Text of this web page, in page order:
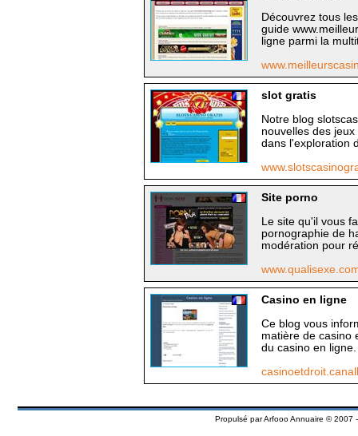
Découvrez tous
guide
ligne parmi la
slot gratis
Notre blog
nouvelles des
dans l'exploration
Site porno
Le site qu'il vous
pornographie de
modération pour
Casino en ligne
Ce blog vous
matière de casino
du casino en
Propulsé parArfooo Annuaire © 2007